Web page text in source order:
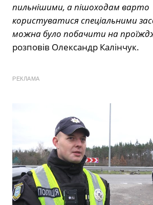
пильнішими, а пішоходам варто
користуватися спеціальними
можна було побачити на
розповів Олександр Калінчук.
РЕКЛАМА